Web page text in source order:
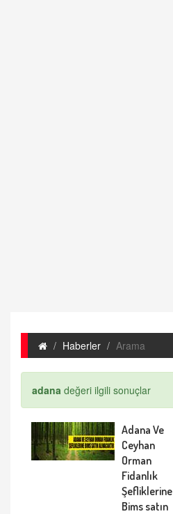
Haberler Arama
adana değeri ilgili sonuçlar
Adana Ve
Ceyhan
Orman
Fidanlık
Şefliklerine
Bims satın